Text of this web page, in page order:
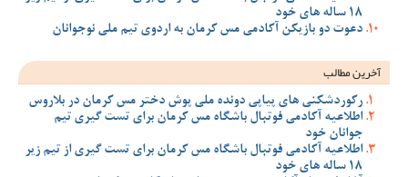
18 ساله های خود
دعوت دو بازیکن آکادمی مس کرمان به اردوی تیم ملی نوجوانان
آخرین مطالب
رکوردشکنی های پیاپی دونده ملی پوش دختر مس کرمان در بلاروس
اطلاعیه آکادمی فوتبال باشگاه مس کرمان برای تست گیری تیم
جوانان خود
اطلاعیه آکادمی فوتبال باشگاه مس کرمان برای تست گیری از تیم زیر
18 ساله های خود